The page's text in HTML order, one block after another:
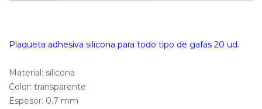
Plaqueta adhesiva silicona para todo tipo de gafas 20 ud.
Material: silicona
Color: transparente
Espesor: 0.7 mm